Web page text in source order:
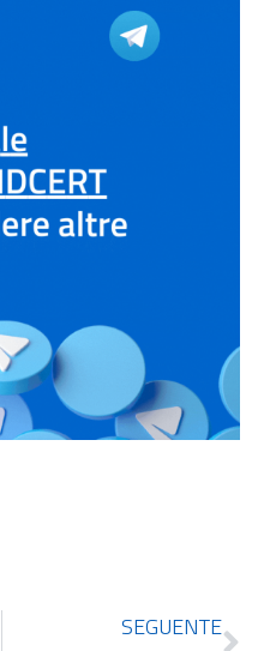
SEGUENTE